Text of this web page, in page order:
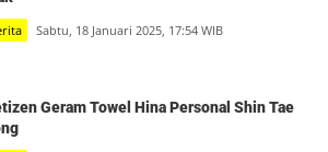
Sabtu, 18 Januari 2025, 17:54 WIB
Geram Towel Hina Personal Shin Tae